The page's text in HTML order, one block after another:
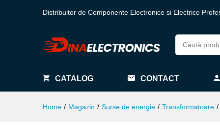
Distribuitor de Componente Electronice si Electrice
CATALOG CONTACT
Home / Magazin / Surse de energie / Transformatoare /